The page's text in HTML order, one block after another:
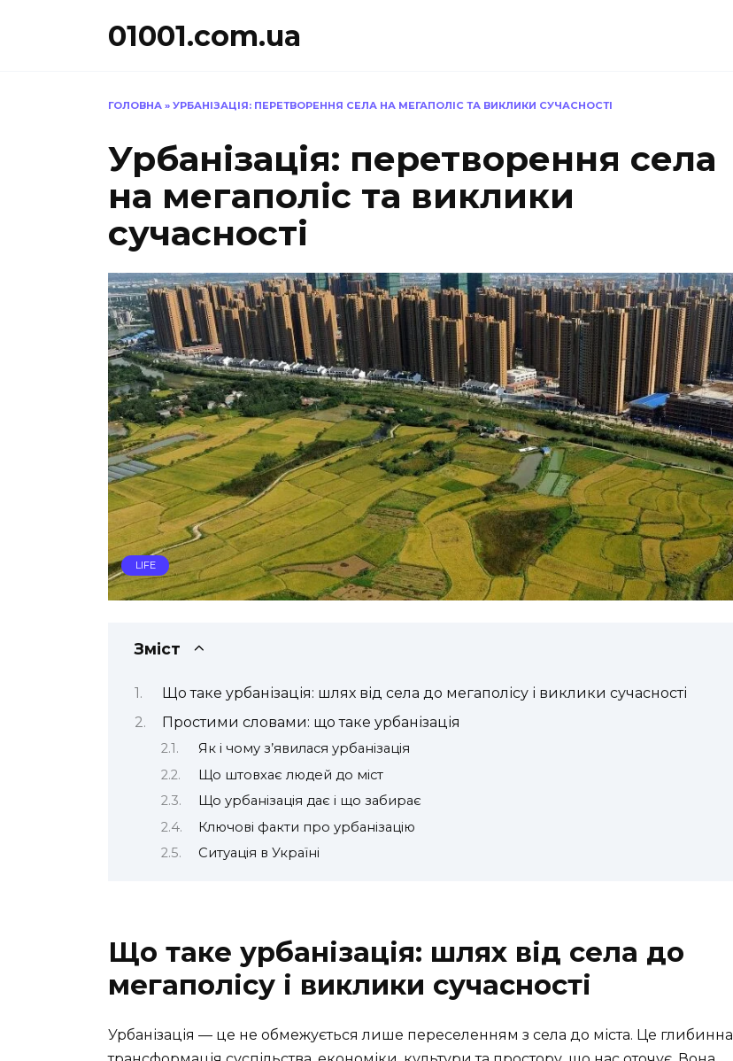
01001.com.ua
ГОЛОВНА » УРБАНІЗАЦІЯ: ПЕРЕТВОРЕННЯ СЕЛА НА МЕГАПОЛІС ТА ВИКЛИКИ СУЧАСНОСТІ
Урбанізація: перетворення села
на мегаполіс та виклики
сучасності
LIFE
Зміст
Що таке урбанізація: шлях від села до мегаполісу і виклики сучасності
Простими словами: що таке урбанізація
Як і чому з’явилася урбанізація
Що штовхає людей до міст
Що урбанізація дає і що забирає
Ключові факти про урбанізацію
Ситуація в Україні
Що таке урбанізація: шлях від села до
мегаполісу і виклики сучасності
Урбанізація — це не обмежується лише переселенням з села до міста. Це глибинна